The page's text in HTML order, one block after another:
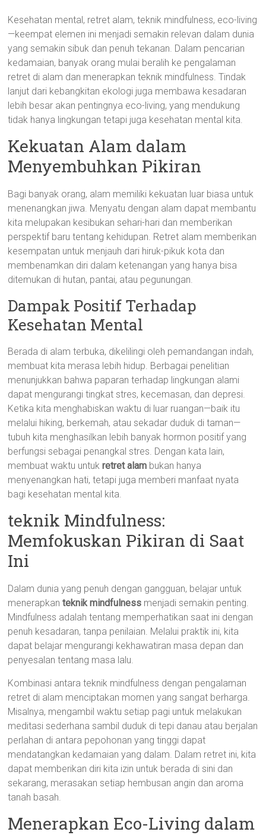
Kesehatan mental, retret alam, teknik mindfulness, eco-living
—keempat elemen ini menjadi semakin relevan dalam dunia
yang semakin sibuk dan penuh tekanan. Dalam pencarian
kedamaian, banyak orang mulai beralih ke pengalaman
retret di alam dan menerapkan teknik mindfulness. Tindak
lanjut dari kebangkitan ekologi juga membawa kesadaran
lebih besar akan pentingnya eco-living, yang mendukung
tidak hanya lingkungan tetapi juga kesehatan mental kita.
Kekuatan Alam dalam
Menyembuhkan Pikiran
Bagi banyak orang, alam memiliki kekuatan luar biasa untuk
menenangkan jiwa. Menyatu dengan alam dapat membantu
kita melupakan kesibukan sehari-hari dan memberikan
perspektif baru tentang kehidupan. Retret alam memberikan
kesempatan untuk menjauh dari hiruk-pikuk kota dan
membenamkan diri dalam ketenangan yang hanya bisa
ditemukan di hutan, pantai, atau pegunungan.
Dampak Positif Terhadap
Kesehatan Mental
Berada di alam terbuka, dikelilingi oleh pemandangan indah,
membuat kita merasa lebih hidup. Berbagai penelitian
menunjukkan bahwa paparan terhadap lingkungan alami
dapat mengurangi tingkat stres, kecemasan, dan depresi.
Ketika kita menghabiskan waktu di luar ruangan—baik itu
melalui hiking, berkemah, atau sekadar duduk di taman—
tubuh kita menghasilkan lebih banyak hormon positif yang
berfungsi sebagai penangkal stres. Dengan kata lain,
membuat waktu untukretret alam bukan hanya
menyenangkan hati, tetapi juga memberi manfaat nyata
bagi kesehatan mental kita.
teknik Mindfulness:
Memfokuskan Pikiran di Saat
Ini
Dalam dunia yang penuh dengan gangguan, belajar untuk
menerapkanteknik mindfulness menjadi semakin penting.
Mindfulness adalah tentang memperhatikan saat ini dengan
penuh kesadaran, tanpa penilaian. Melalui praktik ini, kita
dapat belajar mengurangi kekhawatiran masa depan dan
penyesalan tentang masa lalu.
Kombinasi antara teknik mindfulness dengan pengalaman
retret di alam menciptakan momen yang sangat berharga.
Misalnya, mengambil waktu setiap pagi untuk melakukan
meditasi sederhana sambil duduk di tepi danau atau berjalan
perlahan di antara pepohonan yang tinggi dapat
mendatangkan kedamaian yang dalam. Dalam retret ini, kita
dapat memberikan diri kita izin untuk berada di sini dan
sekarang, merasakan setiap hembusan angin dan aroma
tanah basah.
Menerapkan Eco-Living dalam